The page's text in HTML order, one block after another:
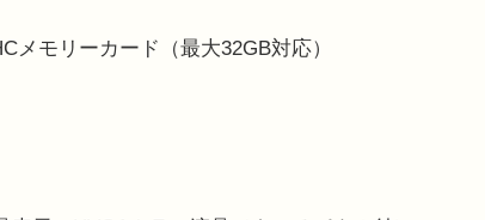
メモリーカード（最大32GB対応）